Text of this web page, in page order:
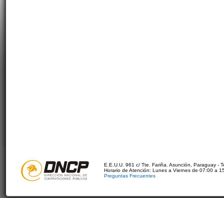
E.E.U.U. 961 c/ Tte. Fariña. Asunción, Paraguay -
Horario de Atención: Lunes a Viernes de 07:00 a
Preguntas Frecuentes